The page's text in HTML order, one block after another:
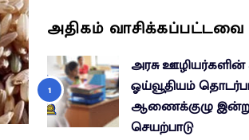
அதிகம் வாசிக்கப்பட்டவை
அரசு
ஓய்வூதியம்
ஆணைக்குழு
செயற்பாடு